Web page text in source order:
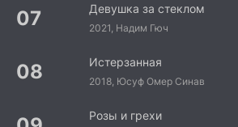
Девушка за стеклом
2021, Надим Гюч
Истерзанная
2018, Юсуф Омер Синав
Розы и грехи